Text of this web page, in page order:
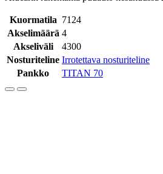
Kuormatila 7124
Akselimäärä 4
Akseliväli
4300
Nosturiteline Irrotettava nosturiteline
Pankko
TITAN 70